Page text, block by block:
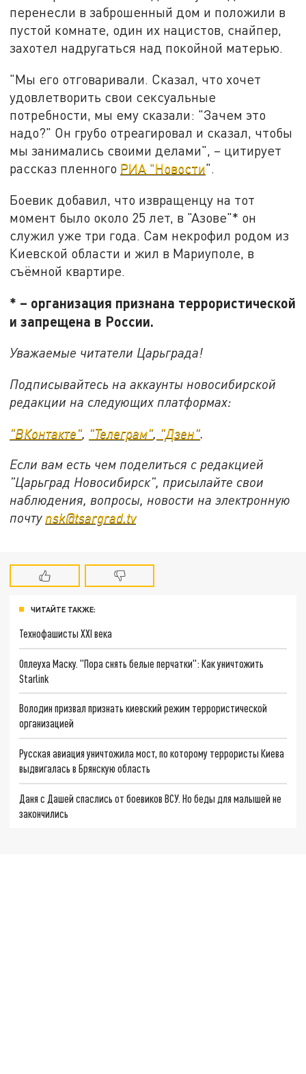
перенесли в заброшенный дом и положили в
пустой комнате, один их нацистов, снайпер,
захотел надругаться над покойной матерью.
"Мы его отговаривали. Сказал, что хочет
удовлетворить свои сексуальные
потребности, мы ему сказали: "Зачем это
надо?" Он грубо отреагировал и сказал, чтобы
мы занимались своими делами", – цитирует
рассказ пленного РИА "Новости".
Боевик добавил, что извращенцу на тот
момент было около 25 лет, в "Азове"* он
служил уже три года. Сам некрофил родом из
Киевской области и жил в Мариуполе, в
съёмной квартире.
* – организация признана террористической
и запрещена в России.
Уважаемые читатели Царьграда!
Подписывайтесь на аккаунты новосибирской
редакции на следующих платформах:
"ВКонтакте" "Телеграм" "Дзен"
Если вам есть чем поделиться с редакцией
"Царьград Новосибирск", присылайте свои
наблюдения, вопросы, новости на электронную
почту nsk@tsargrad.tv
ЧИТАЙТЕ ТАКЖЕ:
Технофашисты XXI века
Оплеуха Маску. "Пора снять белые перчатки": Как уничтожить
Starlink
Володин призвал признать киевский режим террористической
организацией
Русская авиация уничтожила мост, по которому террористы Киева
выдвигалась в Брянскую область
Даня с Дашей спаслись от боевиков ВСУ. Но беды для малышей не
закончились